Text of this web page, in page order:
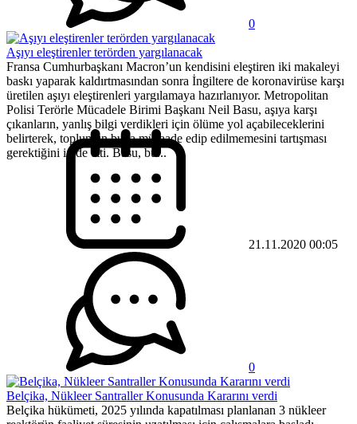
0
Aşıyı eleştirenler terörden yargılanacak
Fransa Cumhurbaşkanı Macron’un kendisini eleştiren iki makaleyi
baskı yaparak kaldırtmasından sonra İngiltere de koronavirüse karşı
üretilen aşıyı eleştirenleri yargılamaya hazırlanıyor. Metropolitan
Polisi Terörle Mücadele Birimi Başkanı Neil Basu, aşıya karşı
çıkanların, yanlış bilgi verdikleri için ölüme yol açabileceklerini
belirterek, toplumun buna müsaade edip edilmemesini tartışması
gerektiğini ifade etti. Basu, bu...
21.11.2020 00:05
0
Belçika, Nükleer Santraller Konusunda Kararını verdi
Belçika hükümeti, 2025 yılında kapatılması planlanan 3 nükleer